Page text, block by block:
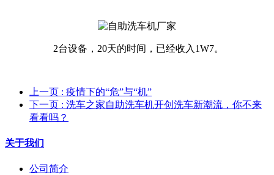
2台设备，20天的时间，已经收入1W7。
上一页 : 疫情下的“危”与“机”
下一页 : 洗车之家自助洗车机开创洗车新潮流，你不来
看看吗？
关于我们
公司简介